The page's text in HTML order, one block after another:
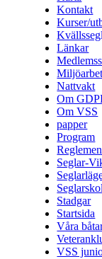
Kontakt
Kurser/
Länkar
Nattvakt
Om
Om VSS
papper
Program
Seglar-
Stadgar
Startsida
Våra
VSS